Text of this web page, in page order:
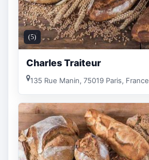
(5)
Charles Traiteur
135 Rue Manin, 75019 Paris, France